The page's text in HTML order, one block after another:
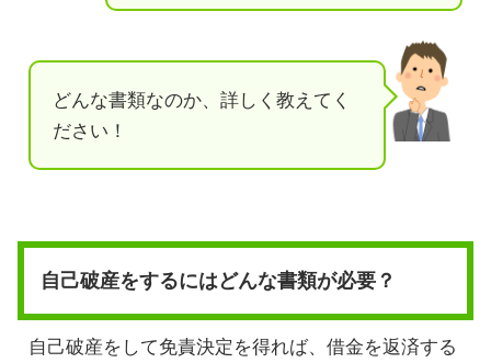
どんな書類なのか、詳しく教えてく
ださい！
自己破産をするにはどんな書類が必要？
自己破産をして免責決定を得れば、借金を返済する